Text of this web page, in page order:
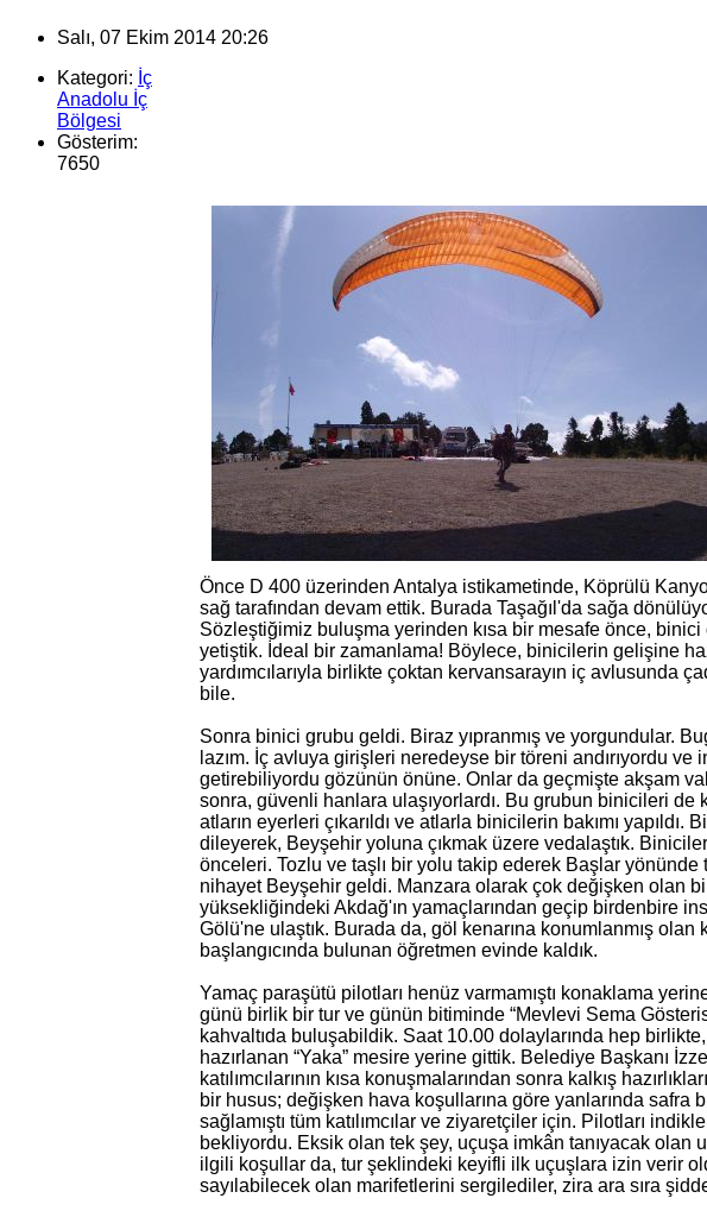
Salı, 07 Ekim 2014 20:26
Kategori: İç
Anadolu İç
Bölgesi
Gösterim:
7650
Önce D 400 üzerinden Antalya istikametinde, Köprülü
sağ tarafından devam ettik. Burada Taşağıl'da sağa
Sözleştiğimiz buluşma yerinden kısa bir mesafe önce,
yetiştik. İdeal bir zamanlama! Böylece, binicilerin gelişine
yardımcılarıyla birlikte çoktan kervansarayın iç avlusunda
bile.
Sonra binici grubu geldi. Biraz yıpranmış ve yorgundular.
lazım. İç avluya girişleri neredeyse bir töreni andırıyordu
getirebiliyordu gözünün önüne. Onlar da geçmişte akşam
sonra, güvenli hanlara ulaşıyorlardı. Bu grubun binicileri
atların eyerleri çıkarıldı ve atlarla binicilerin bakımı
dileyerek, Beyşehir yoluna çıkmak üzere vedalaştık.
önceleri. Tozlu ve taşlı bir yolu takip ederek Başlar
nihayet Beyşehir geldi. Manzara olarak çok değişken olan
yüksekliğindeki Akdağ'ın yamaçlarından geçip birdenbire
Gölü'ne ulaştık. Burada da, göl kenarına konumlanmış
başlangıcında bulunan öğretmen evinde kaldık.
Yamaç paraşütü pilotları henüz varmamıştı konaklama
günü birlik bir tur ve günün bitiminde “Mevlevi Sema
kahvaltıda buluşabildik. Saat 10.00 dolaylarında hep
hazırlanan “Yaka” mesire yerine gittik. Belediye Başkanı
katılımcılarının kısa konuşmalarından sonra kalkış
bir husus; değişken hava koşullarına göre yanlarında
sağlamıştı tüm katılımcılar ve ziyaretçiler için. Pilotları
bekliyordu. Eksik olan tek şey, uçuşa imkân tanıyacak olan
ilgili koşullar da, tur şeklindeki keyifli ilk uçuşlara izin verir
sayılabilecek olan marifetlerini sergilediler, zira ara sıra